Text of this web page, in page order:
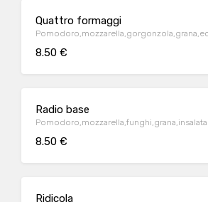
Quattro formaggi
8.50 €
Radio base
8.50 €
Ridicola